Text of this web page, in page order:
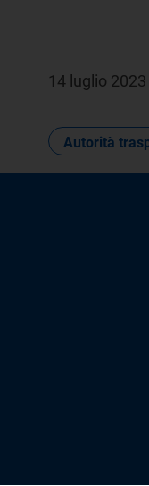
14 luglio 2023
Autorità